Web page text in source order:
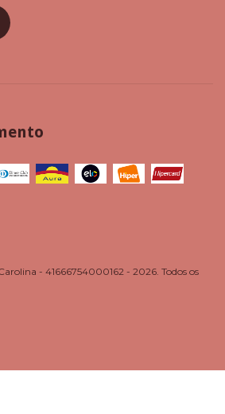
- 41666754000162 - 2026. Todos os